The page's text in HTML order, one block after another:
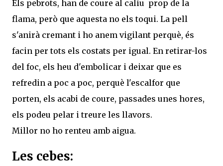
Els pebrots, han de coure al caliu prop de la
flama, però que aquesta no els toqui. La pell
s'anirà cremant i ho anem vigilant perquè, és
facin per tots els costats per igual. En retirar-los
del foc, els heu d'embolicar i deixar que es
refredin a poc a poc, perquè l'escalfor que
porten, els acabi de coure, passades unes hores,
els podeu pelar i treure les llavors.
Millor no ho renteu amb aigua.
Les cebes: